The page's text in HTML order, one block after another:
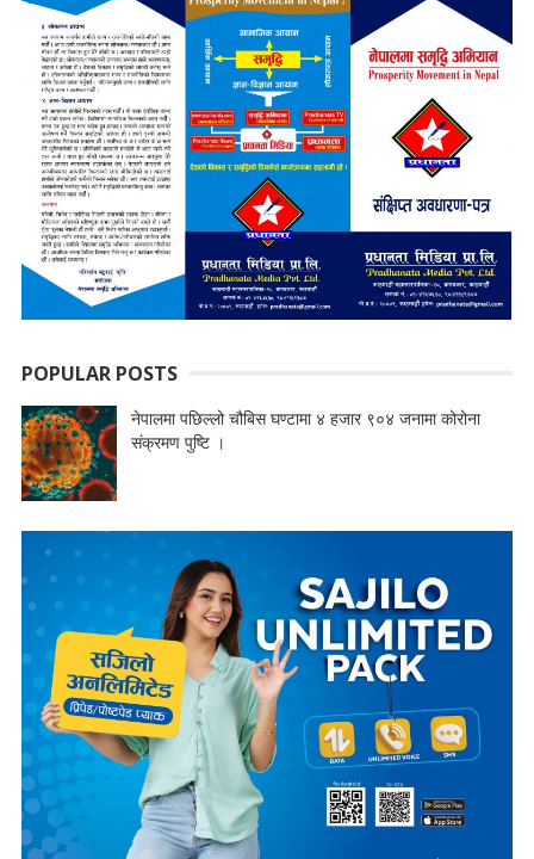
POPULAR POSTS
नेपालमा पछिल्लो चौबिस घण्टामा ४ हजार ९०४ जनामा कोरोना
संक्रमण पुष्टि ।